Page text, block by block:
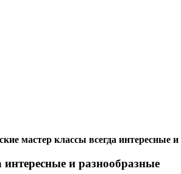
мастер классы всегда интересные
интересные и разнообразные